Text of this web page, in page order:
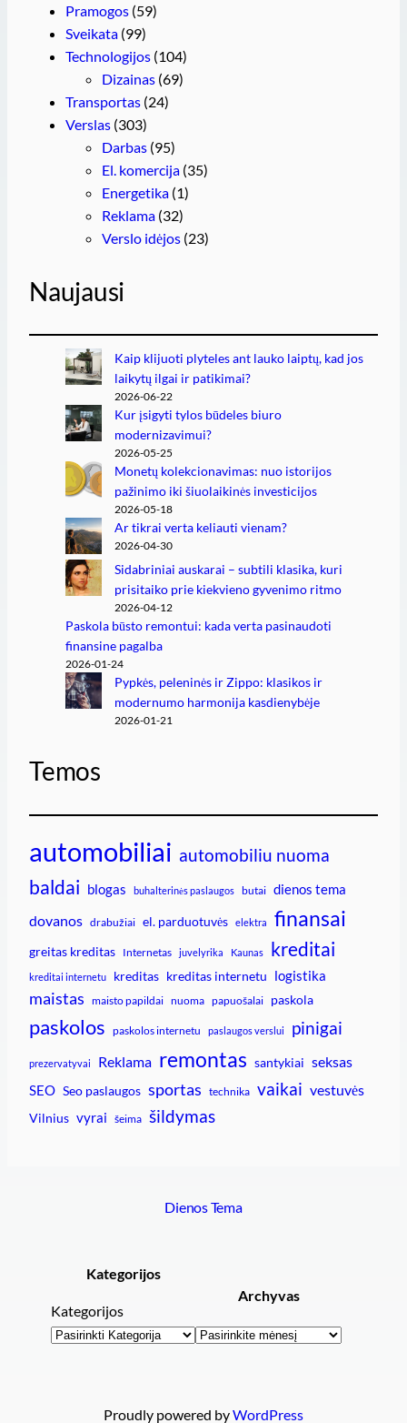
Pramogos (59)
Sveikata (99)
Technologijos (104)
Dizainas (69)
Transportas (24)
Verslas (303)
Darbas (95)
El. komercija (35)
Energetika (1)
Reklama (32)
Verslo idėjos (23)
Naujausi
Kaip klijuoti plyteles ant lauko laiptų, kad jos
laikytų ilgai ir patikimai?
2026-06-22
Kur įsigyti tylos būdeles biuro
modernizavimui?
2026-05-25
Monetų kolekcionavimas: nuo istorijos
pažinimo iki šiuolaikinės investicijos
2026-05-18
Ar tikrai verta keliauti vienam?
2026-04-30
Sidabriniai auskarai – subtili klasika, kuri
prisitaiko prie kiekvieno gyvenimo ritmo
2026-04-12
Paskola būsto remontui: kada verta pasinaudoti
finansine pagalba
2026-01-24
Pypkės, peleninės ir Zippo: klasikos ir
modernumo harmonija kasdienybėje
2026-01-21
Temos
automobiliai automobiliu nuoma
baldai blogas buhalterinės paslaugos butai dienos tema
dovanos drabužiai el. parduotuvės elektra finansai
greitas kreditas Internetas juvelyrika Kaunas kreditai
kreditai internetu kreditas kreditas internetu logistika
maistas maisto papildai nuoma papuošalai paskola
paskolos paskolos internetu paslaugos verslui pinigai
prezervatyvai Reklama remontas santykiai seksas
SEO Seo paslaugos sportas technika vaikai vestuvės
Vilnius vyrai šeima šildymas
Dienos Tema
Kategorijos
Kategorijos
Archyvas
Archyvai
Proudly powered byWordPress